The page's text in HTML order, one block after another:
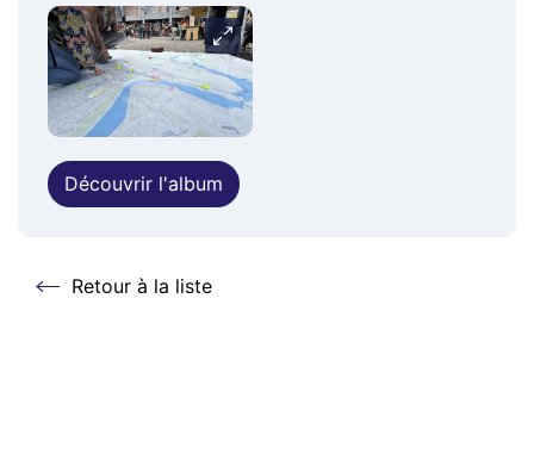
Carrousel
Découvrir l'album
Retour à la liste
Retour à la liste